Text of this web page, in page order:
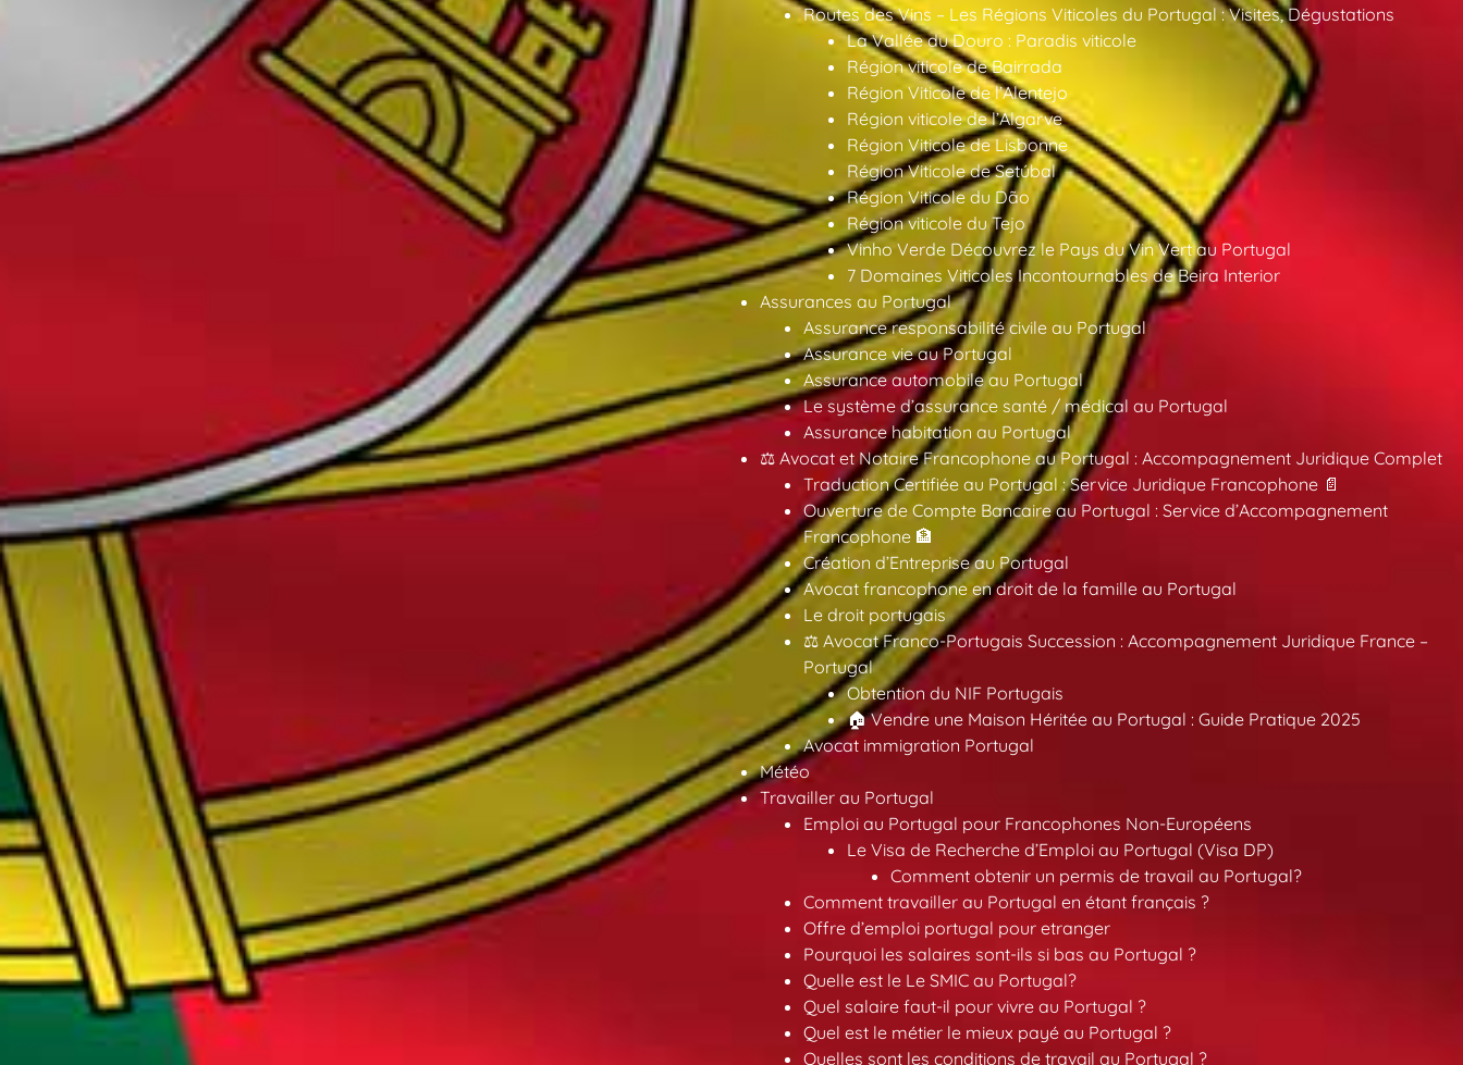
Routes des Vins – Les Régions Viticoles du Portugal : Visites, Dégustations
La Vallée du Douro : Paradis viticole
Région viticole de Bairrada
Région Viticole de l’Alentejo
Région viticole de l’Algarve
Région Viticole de Lisbonne
Région Viticole de Setúbal
Région Viticole du Dão
Région viticole du Tejo
Vinho Verde Découvrez le Pays du Vin Vert au Portugal
7 Domaines Viticoles Incontournables de Beira Interior
Assurances au Portugal
Assurance responsabilité civile au Portugal
Assurance vie au Portugal
Assurance automobile au Portugal
Le système d’assurance santé / médical au Portugal
Assurance habitation au Portugal
⚖️ Avocat et Notaire Francophone au Portugal : Accompagnement Juridique Complet
Traduction Certifiée au Portugal : Service Juridique Francophone 📄
Ouverture de Compte Bancaire au Portugal : Service d’Accompagnement
Francophone 🏦
Création d’Entreprise au Portugal
Avocat francophone en droit de la famille au Portugal
Le droit portugais
⚖️ Avocat Franco-Portugais Succession : Accompagnement Juridique France –
Portugal
Obtention du NIF Portugais
🏠 Vendre une Maison Héritée au Portugal : Guide Pratique 2025
Avocat immigration Portugal
Météo
Travailler au Portugal
Emploi au Portugal pour Francophones Non-Européens
Le Visa de Recherche d’Emploi au Portugal (Visa DP)
Comment obtenir un permis de travail au Portugal?
Comment travailler au Portugal en étant français ?
Offre d’emploi portugal pour etranger
Pourquoi les salaires sont-ils si bas au Portugal ?
Quelle est le Le SMIC au Portugal?
Quel salaire faut-il pour vivre au Portugal ?
Quel est le métier le mieux payé au Portugal ?
Quelles sont les conditions de travail au Portugal ?